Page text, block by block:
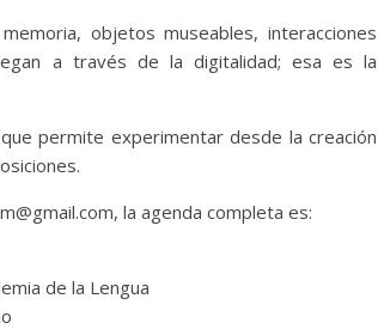
objetos museables, interacciones
a través de la digitalidad; esa es la
permite experimentar desde la creación
la agenda completa es:
de la Lengua